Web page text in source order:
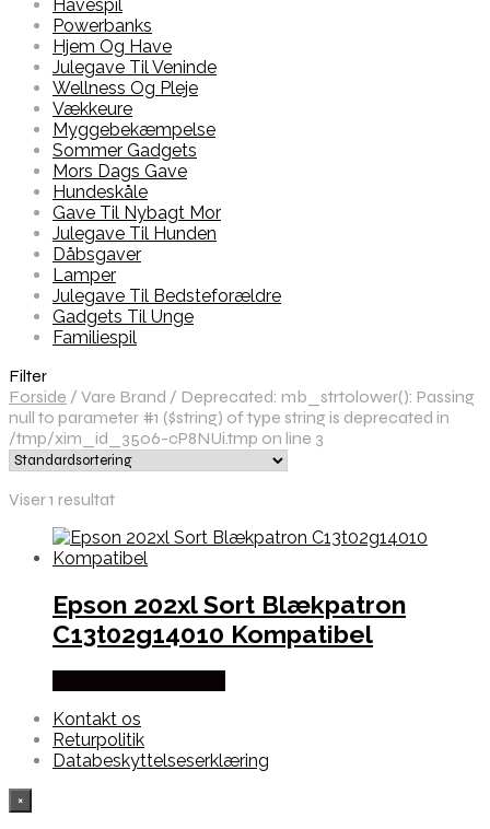
Havespil
Powerbanks
Hjem Og Have
Julegave Til Veninde
Wellness Og Pleje
Vækkeure
Myggebekæmpelse
Sommer Gadgets
Mors Dags Gave
Hundeskåle
Gave Til Nybagt Mor
Julegave Til Hunden
Dåbsgaver
Lamper
Julegave Til Bedsteforældre
Gadgets Til Unge
Familiespil
Filter
Forside / Vare Brand / Deprecated: mb_strtolower(): Passing
null to parameter #1 ($string) of type string is deprecated in
/tmp/xim_id_3506-cP8NUi.tmp on line 3
Viser 1 resultat
Epson 202xl Sort Blækpatron
C13t02g14010 Kompatibel
Kontakt os
Returpolitik
Databeskyttelseserklæring
×